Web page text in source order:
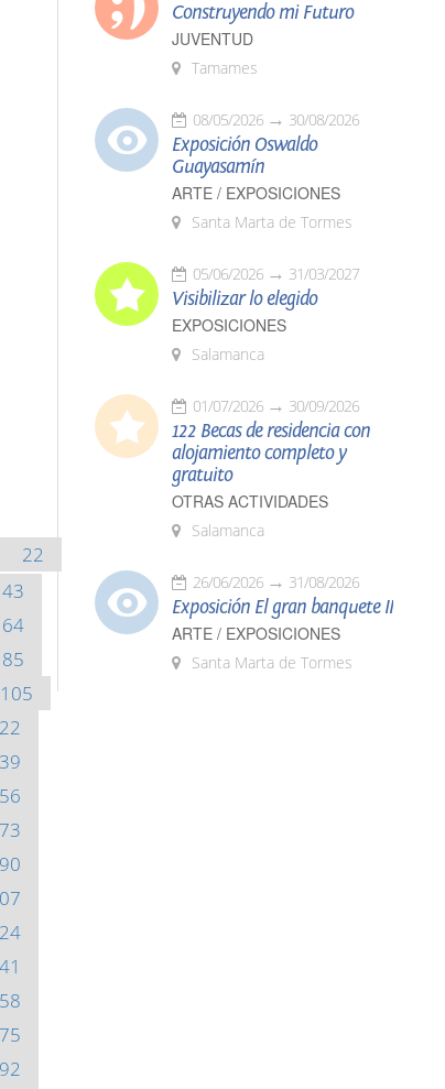
22
43
64
85
105
Construyendo mi Futuro
JUVENTUD
Tamames
08/05/2026 30/08/2026
Exposición Oswaldo
Guayasamín
ARTE / EXPOSICIONES
Santa Marta de Tormes
05/06/2026 31/03/2027
Visibilizar lo elegido
EXPOSICIONES
Salamanca
01/07/2026 30/09/2026
122 Becas de residencia con
alojamiento completo y
gratuito
OTRAS ACTIVIDADES
Salamanca
26/06/2026 31/08/2026
Exposición El gran banquete II
ARTE / EXPOSICIONES
Santa Marta de Tormes